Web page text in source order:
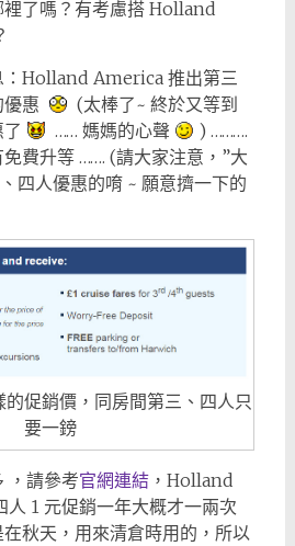
了嗎？有考慮搭 Holland
：Holland America 推出第三
惠
(太棒了~ 終於又等到
…… 媽媽的心聲
) ……….
費升等 ……. (請大家注意，”大
四人優惠的唷 ~ 願意擠一下的
促銷價，同房間第三、四人只
要一鎊
，請參考官網連結，Holland
1 元促銷一年大概才一兩次
秋天，用來清倉時用的，所以